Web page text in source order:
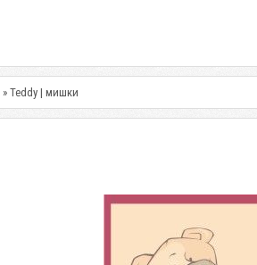
» Teddy | мишки